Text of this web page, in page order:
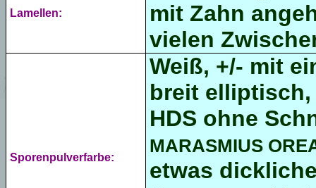
Lamellen:
mit Zahn
vielen
Sporenpulverfarbe:
Weiß, +/- mit
breit
HDS ohne
MARASMIUS
etwas